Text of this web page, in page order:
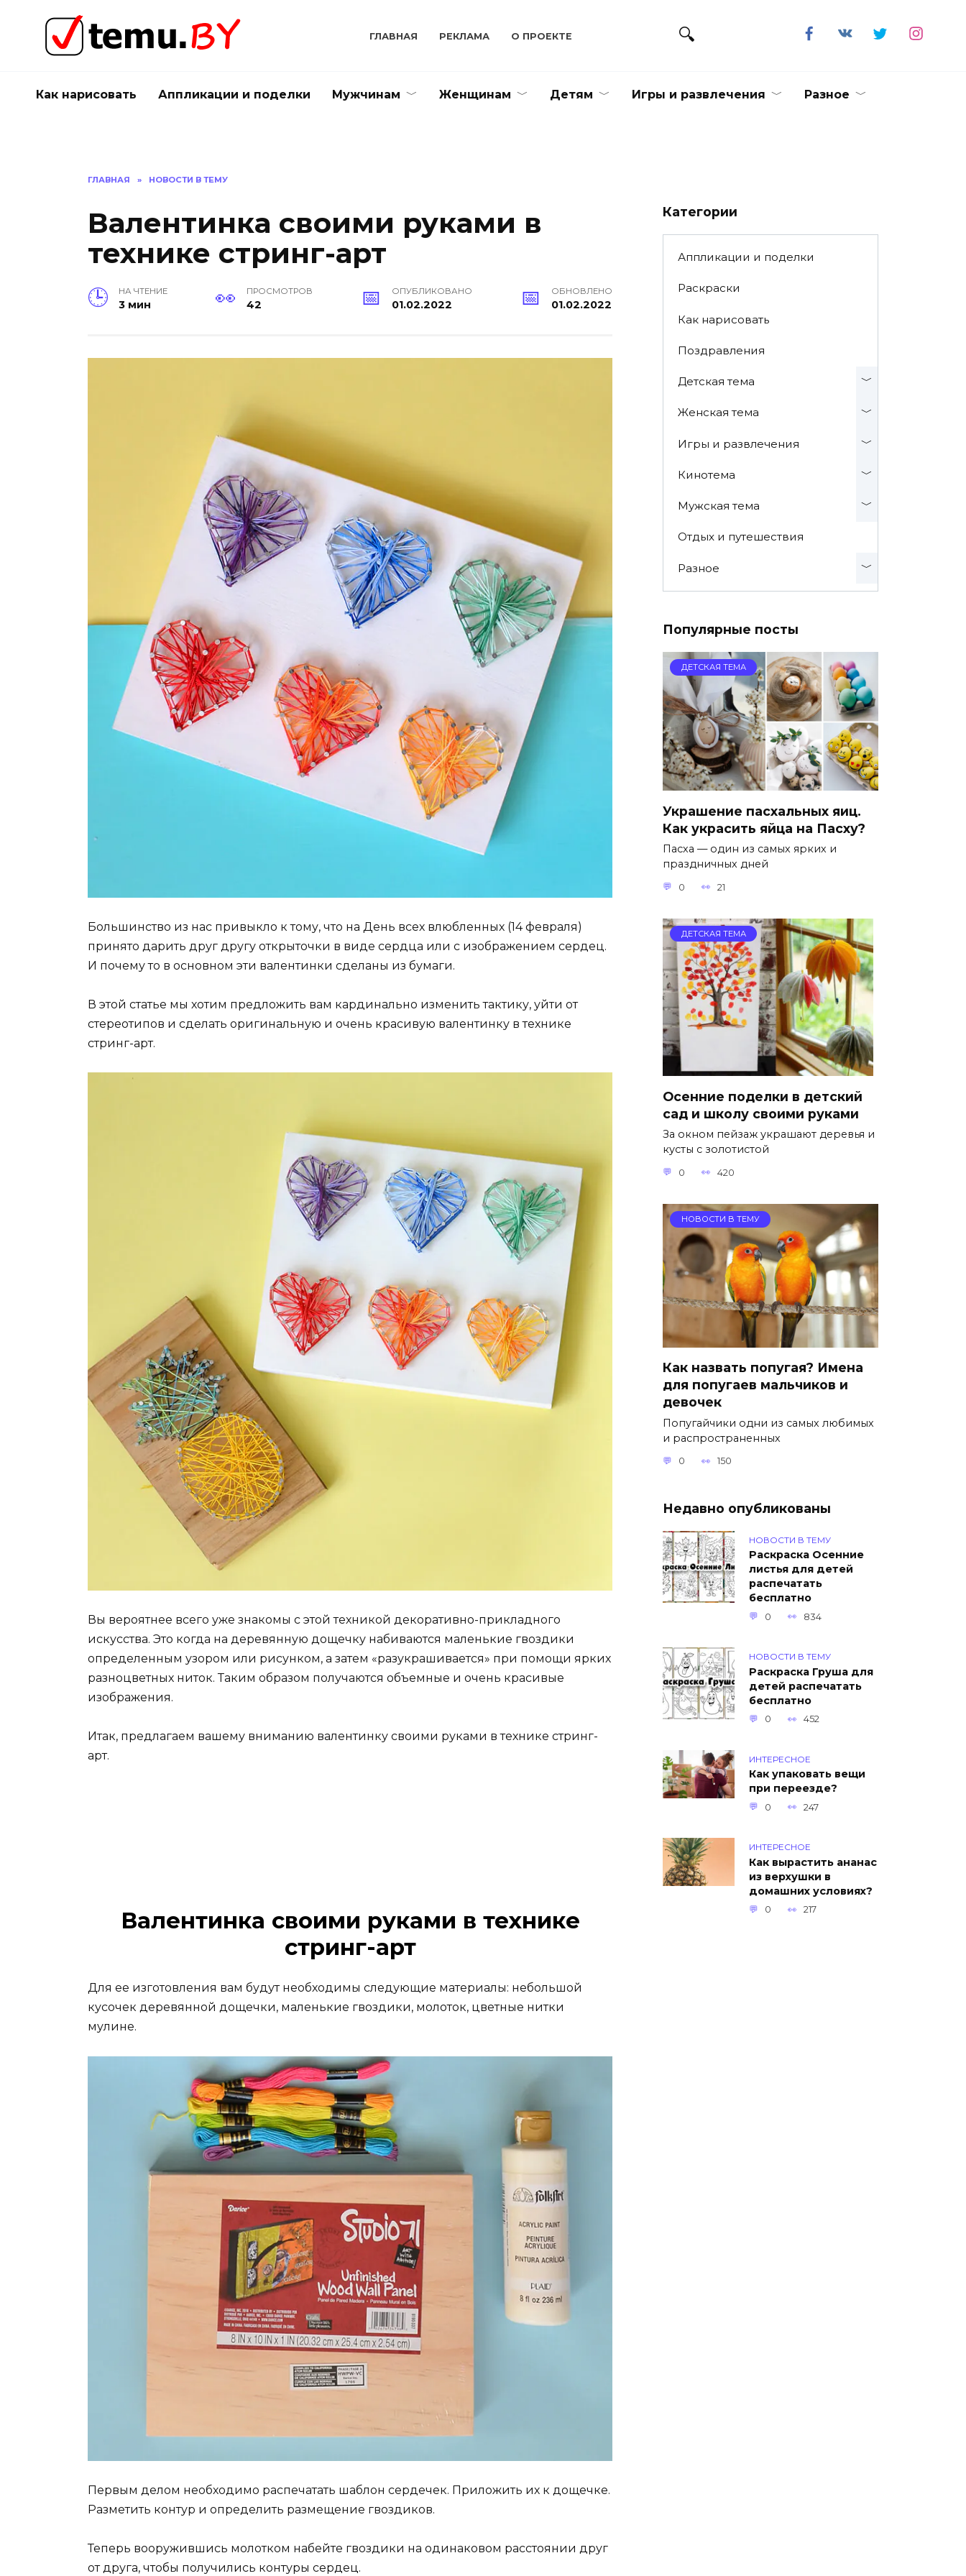
содержанию
ГЛАВНАЯ РЕКЛАМА О ПРОЕКТЕ
Как нарисовать Аппликации и поделки Мужчинам Женщинам Детям Игры и развлечения Разное
ГЛАВНАЯ » НОВОСТИ В ТЕМУ
Валентинка своими руками в
технике стринг-арт
НА ЧТЕНИЕ
3 мин
ПРОСМОТРОВ
42
ОПУБЛИКОВАНО
01.02.2022
ОБНОВЛЕНО
01.02.2022
Большинство из нас привыкло к тому, что на День всех влюбленных (14 февраля)
принято дарить друг другу открыточки в виде сердца или с изображением сердец.
И почему то в основном эти валентинки сделаны из бумаги.
В этой статье мы хотим предложить вам кардинально изменить тактику, уйти от
стереотипов и сделать оригинальную и очень красивую валентинку в технике
стринг-арт.
Вы вероятнее всего уже знакомы с этой техникой декоративно-прикладного
искусства. Это когда на деревянную дощечку набиваются маленькие гвоздики
определенным узором или рисунком, а затем «разукрашивается» при помощи ярких
разноцветных ниток. Таким образом получаются объемные и очень красивые
изображения.
Итак, предлагаем вашему вниманию валентинку своими руками в технике стринг-
арт.
Валентинка своими руками в технике
стринг-арт
Для ее изготовления вам будут необходимы следующие материалы: небольшой
кусочек деревянной дощечки, маленькие гвоздики, молоток, цветные нитки
мулине.
Первым делом необходимо распечатать шаблон сердечек. Приложить их к дощечке.
Разметить контур и определить размещение гвоздиков.
Теперь вооружившись молотком набейте гвоздики на одинаковом расстоянии друг
от друга, чтобы получились контуры сердец.
Категории
Аппликации и поделки
Раскраски
Как нарисовать
Поздравления
Детская тема
Женская тема
Игры и развлечения
Кинотема
Мужская тема
Отдых и путешествия
Разное
Популярные посты
ДЕТСКАЯ ТЕМА
Украшение пасхальных яиц.
Как украсить яйца на Пасху?
Пасха — один из самых ярких и
праздничных дней
0 21
ДЕТСКАЯ ТЕМА
Осенние поделки в детский
сад и школу своими руками
За окном пейзаж украшают деревья и
кусты с золотистой
0 420
НОВОСТИ В ТЕМУ
Как назвать попугая? Имена
для попугаев мальчиков и
девочек
Попугайчики одни из самых любимых
и распространенных
0 150
Недавно опубликованы
НОВОСТИ В ТЕМУ
Раскраска Осенние
листья для детей
распечатать
бесплатно
0 834
НОВОСТИ В ТЕМУ
Раскраска Груша для
детей распечатать
бесплатно
0 452
ИНТЕРЕСНОЕ
Как упаковать вещи
при переезде?
0 247
ИНТЕРЕСНОЕ
Как вырастить ананас
из верхушки в
домашних условиях?
0 217